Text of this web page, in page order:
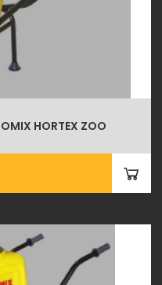
HORTEX ZOO